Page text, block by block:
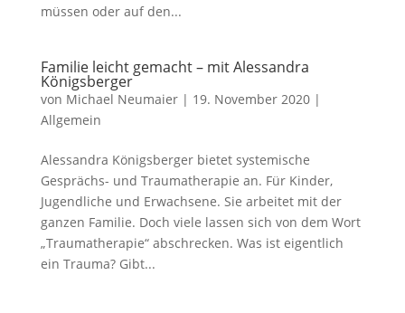
müssen oder auf den...
Familie leicht gemacht – mit Alessandra
Königsberger
von Michael Neumaier| 19. November 2020|
Allgemein
Alessandra Königsberger bietet systemische
Gesprächs- und Traumatherapie an. Für Kinder,
Jugendliche und Erwachsene. Sie arbeitet mit der
ganzen Familie. Doch viele lassen sich von dem Wort
„Traumatherapie“ abschrecken. Was ist eigentlich
ein Trauma? Gibt...